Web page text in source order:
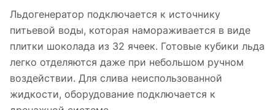
Льдогенератор подключается к источнику
питьевой воды, которая намораживается в виде
плитки шоколада из 32 ячеек. Готовые кубики льда
легко отделяются даже при небольшом ручном
воздействии. Для слива неиспользованной
жидкости, оборудование подключается к